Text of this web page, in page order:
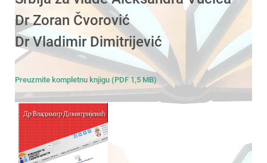
Dr Zoran Čvorović
Dr Vladimir Dimitrijević
Preuzmite kompletnu knjigu (PDF 1,5 MB)